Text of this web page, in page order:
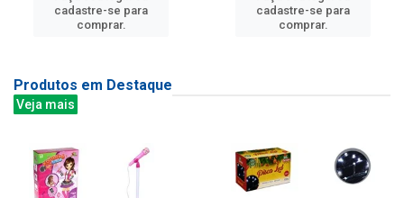
cadastre-se para
comprar.
cadastre-se para
comprar.
Produtos em Destaque
Veja mais